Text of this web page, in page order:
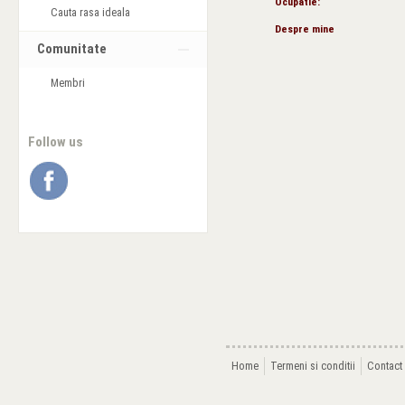
Cauta rasa ideala
Comunitate
Membri
Follow us
Despre mine
Home Termeni si conditii Contact